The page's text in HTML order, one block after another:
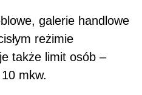
galerie handlowe
reżimie
także limit osób –
mkw.